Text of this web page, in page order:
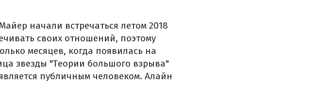
начали встречаться летом 2018
своих отношений, поэтому
месяцев, когда появилась на
звезды "Теории большого взрыва"
публичным человеком. Алайн